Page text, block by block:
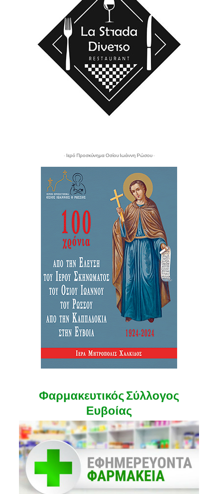
- Ιερό Προσκύνημα Οσίου Ιωάννη Ρώσου -
Φαρμακευτικός Σύλλογος
Ευβοίας